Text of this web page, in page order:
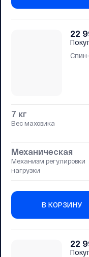
22
7 кг
Вес маховика
Механическая
Механизм регулировки
нагрузки
В КОРЗИНУ
22